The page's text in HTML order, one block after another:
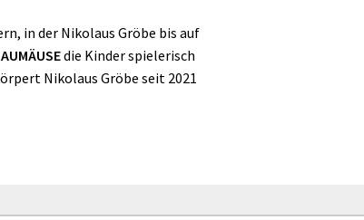
in der Nikolaus Gröbe bis auf
die Kinder spielerisch
Nikolaus Gröbe seit 2021